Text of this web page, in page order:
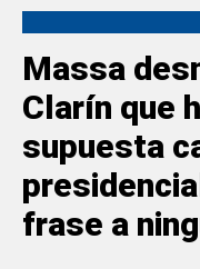
Massa
Clarín que
supuesta
frase a